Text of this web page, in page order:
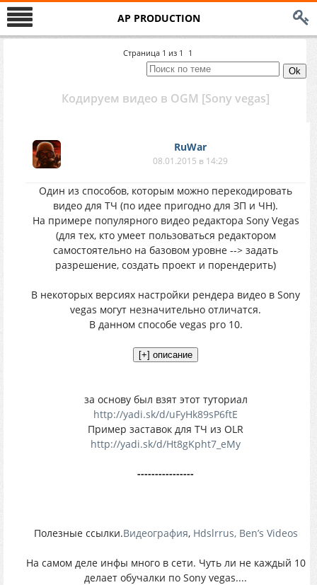
AP PRODUCTION
Страница 1 из 1 1
Кодируем видео в OGM [Sony vegas]
RuWar
08.01.2015 в 14:29
Один из способов, которым можно перекодировать
видео для ТЧ (по идее пригодно для ЗП и ЧН).
На примере популярного видео редактора Sony Vegas
(для тех, кто умеет пользоваться редактором
самостоятельно на базовом уровне --> задать
разрешение, создать проект и порендерить)
В некоторых версиях настройки рендера видео в Sony
vegas могут незначительно отличатся.
В данном способе vegas pro 10.
за основу был взят этот туториал
http://yadi.sk/d/uFyHk89sP6ftE
Пример заставок для ТЧ из OLR
http://yadi.sk/d/Ht8gKpht7_eMy
----------------
Полезные ссылки.Видеография, Hdslrrus, Ben’s Videos
На самом деле инфы много в сети. Чуть ли не каждый 10
делает обучалки по Sony vegas....